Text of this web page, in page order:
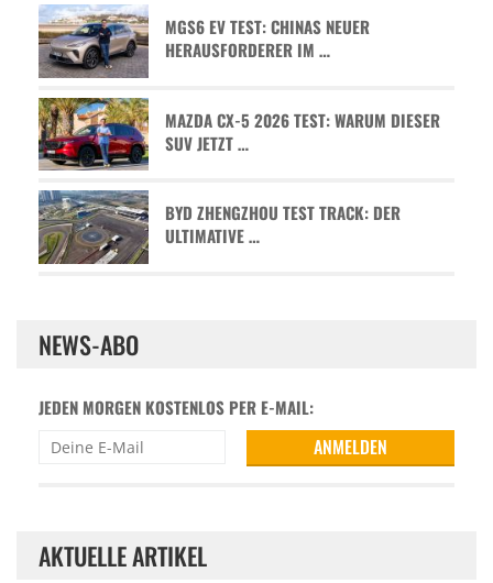
MGS6 EV TEST: CHINAS NEUER
HERAUSFORDERER IM …
MAZDA CX-5 2026 TEST: WARUM DIESER
SUV JETZT …
BYD ZHENGZHOU TEST TRACK: DER
ULTIMATIVE …
NEWS-ABO
JEDEN MORGEN KOSTENLOS PER E-MAIL:
AKTUELLE ARTIKEL